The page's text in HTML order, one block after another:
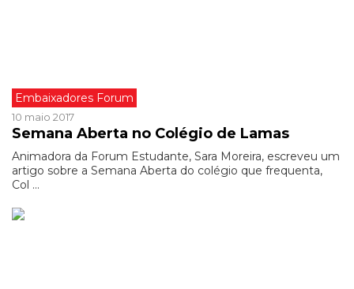
Embaixadores Forum
10 maio 2017
Semana Aberta no Colégio de Lamas
Animadora da Forum Estudante, Sara Moreira, escreveu um
artigo sobre a Semana Aberta do colégio que frequenta,
Col ...